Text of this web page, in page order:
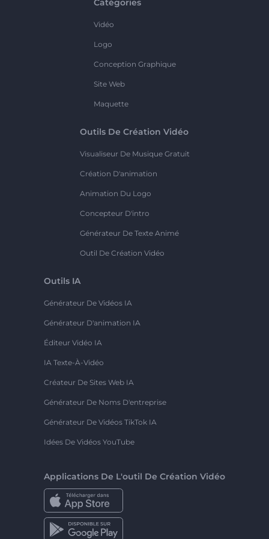
Catégories
Vidéo
Logo
Conception Graphique
Site Web
Maquette
Outils De Création Vidéo
Visualiseur De Musique Gratuit
Création D'animation
Animation Du Logo
Concepteur D'intro
Générateur De Texte Animé
Outil De Création Vidéo
Outils IA
Générateur De Vidéos IA
Générateur D'animation IA
Éditeur Vidéo IA
IA Texte-À-Vidéo
Créateur De Sites Web IA
Générateur De Noms D'entreprise
Générateur De Vidéos TikTok IA
Idées De Vidéos YouTube
Applications De L'outil De Création Vidéo